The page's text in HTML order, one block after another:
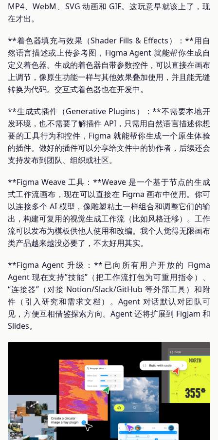
MP4、WebM、SVG 动画和 GIF。这玩意早就该上了，现
在才出。
**着色器填充与效果（Shader Fills & Effects）：**用自
然语言描述或上传参考图，Figma Agent 就能帮你生成自
定义着色器。生成的着色器自带参数控件，可以直接在画布
上调节，像原生功能一样与其他效果叠加使用，并且能无缝
转换为代码。交互式着色器也在开发中。
**生成式插件（Generative Plugins）：**不需要本地开
发环境，也不需要了解插件 API，只需用自然语言描述你想
要的工具行为和控件，Figma 就能帮你生成一个原生体验
的插件。做好的插件可以分享给文件中的协作者，后续还会
支持发布到团队、组织或社区。
**Figma Weave 工具：**Weave 是一个基于节点的生成
式工作流画布，现在可以直接在 Figma 画布中使用。你可
以连接多个 AI 模型，像雕塑粘土一样组合和调整它们的输
出，构建可复用的视觉生成工作流（比如风格迁移）。工作
流可以发布为模板供他人使用和改编。我个人觉得无限画布
类产品越来越没必要了，不太好用其实。
**Figma Agent 升级：**已向所有用户开放的 Figma
Agent 现在支持”技能”（把工作流打包为可重用指令）、
“连接器”（对接 Notion/Slack/GitHub 等外部工具）和附
件（引入研究和需求文档）。Agent 对话默认对团队可
见，方便互相借鉴探索方向。Agent 还将扩展到 FigJam 和
Slides。